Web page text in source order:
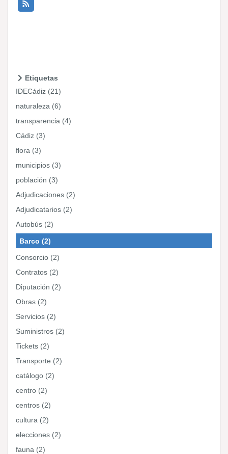
Etiquetas
IDECádiz (21)
naturaleza (6)
transparencia (4)
Cádiz (3)
flora (3)
municipios (3)
población (3)
Adjudicaciones (2)
Adjudicatarios (2)
Autobús (2)
Barco (2)
Consorcio (2)
Contratos (2)
Diputación (2)
Obras (2)
Servicios (2)
Suministros (2)
Tickets (2)
Transporte (2)
catálogo (2)
centro (2)
centros (2)
cultura (2)
elecciones (2)
fauna (2)